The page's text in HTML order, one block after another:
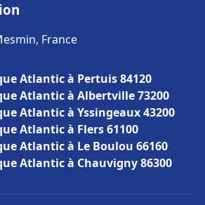
France
Atlantic à Pertuis 84120
Atlantic à Albertville 73200
Atlantic à Yssingeaux 43200
Atlantic à Flers 61100
Atlantic à Le Boulou 66160
Atlantic à Chauvigny 86300